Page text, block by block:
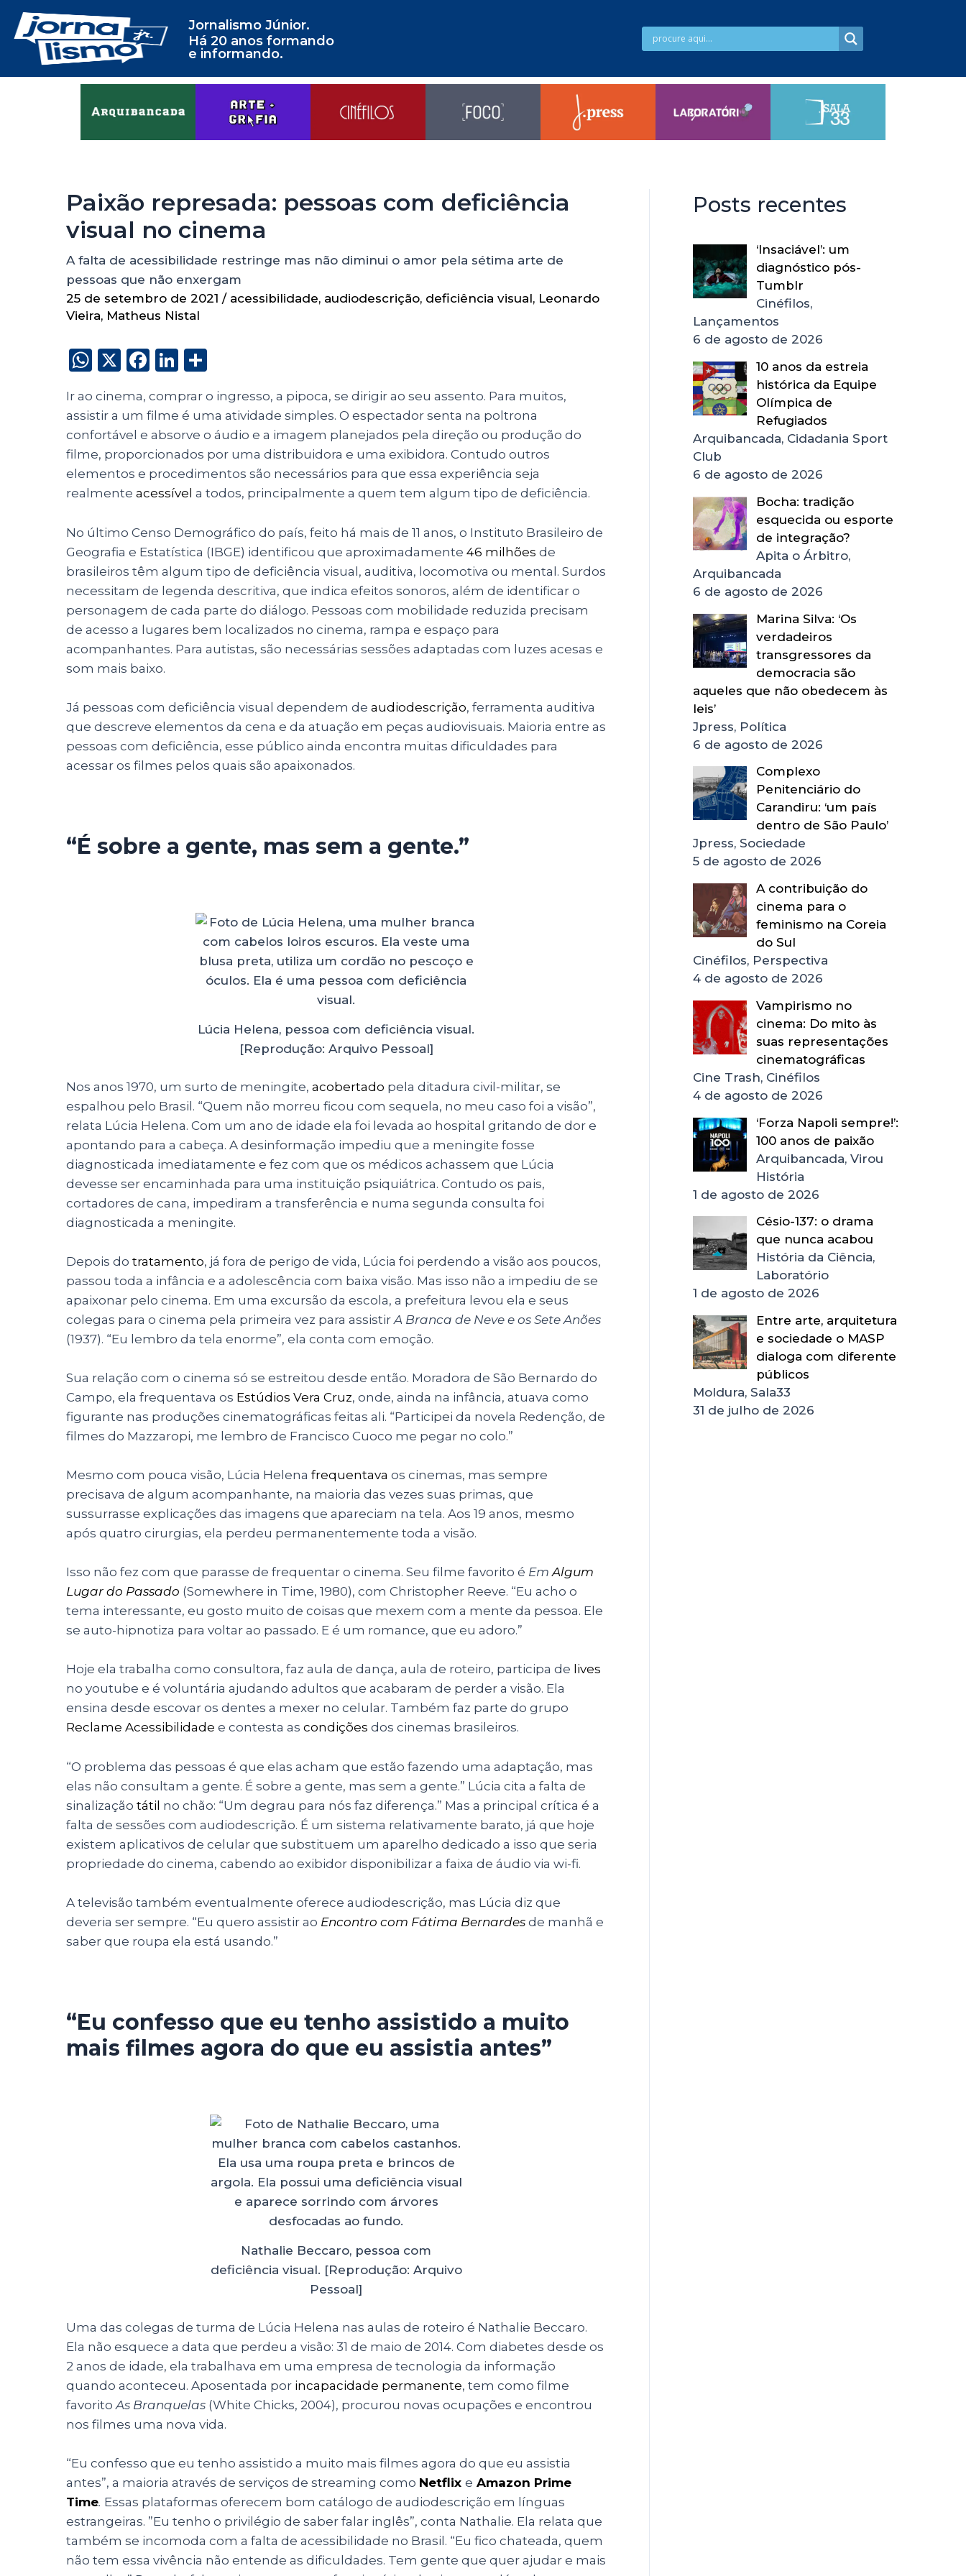
Jornalismo Júnior.
Há 20 anos formando
e informando.
Paixão represada: pessoas com deficiência
visual no cinema
A falta de acessibilidade restringe mas não diminui o amor pela sétima arte de
pessoas que não enxergam
25 de setembro de 2021 / acessibilidade, audiodescrição, deficiência visual, Leonardo
Vieira, Matheus Nistal
W
a
ts
A
p
p
X
F
c
e
b
o
o
Li
k
e
dI
n
a
re
Ir ao cinema, comprar o ingresso, a pipoca, se dirigir ao seu assento. Para muitos,
assistir a um filme é uma atividade simples. O espectador senta na poltrona
confortável e absorve o áudio e a imagem planejados pela direção ou produção do
filme, proporcionados por uma distribuidora e uma exibidora. Contudo outros
elementos e procedimentos são necessários para que essa experiência seja
realmente acessível a todos, principalmente a quem tem algum tipo de deficiência.
No último Censo Demográfico do país, feito há mais de 11 anos, o Instituto Brasileiro de
Geografia e Estatística (IBGE) identificou que aproximadamente 46 milhões de
brasileiros têm algum tipo de deficiência visual, auditiva, locomotiva ou mental. Surdos
necessitam de legenda descritiva, que indica efeitos sonoros, além de identificar o
personagem de cada parte do diálogo. Pessoas com mobilidade reduzida precisam
de acesso a lugares bem localizados no cinema, rampa e espaço para
acompanhantes. Para autistas, são necessárias sessões adaptadas com luzes acesas e
som mais baixo.
Já pessoas com deficiência visual dependem de audiodescrição, ferramenta auditiva
que descreve elementos da cena e da atuação em peças audiovisuais. Maioria entre as
pessoas com deficiência, esse público ainda encontra muitas dificuldades para
acessar os filmes pelos quais são apaixonados.
“É sobre a gente, mas sem a gente.”
Lúcia Helena, pessoa com deficiência visual.
[Reprodução: Arquivo Pessoal]
Nos anos 1970, um surto de meningite, acobertado pela ditadura civil-militar, se
espalhou pelo Brasil. “Quem não morreu ficou com sequela, no meu caso foi a visão”,
relata Lúcia Helena. Com um ano de idade ela foi levada ao hospital gritando de dor e
apontando para a cabeça. A desinformação impediu que a meningite fosse
diagnosticada imediatamente e fez com que os médicos achassem que Lúcia
devesse ser encaminhada para uma instituição psiquiátrica. Contudo os pais,
cortadores de cana, impediram a transferência e numa segunda consulta foi
diagnosticada a meningite.
Depois do tratamento, já fora de perigo de vida, Lúcia foi perdendo a visão aos poucos,
passou toda a infância e a adolescência com baixa visão. Mas isso não a impediu de se
apaixonar pelo cinema. Em uma excursão da escola, a prefeitura levou ela e seus
colegas para o cinema pela primeira vez para assistir A Branca de Neve e os Sete Anões
(1937). “Eu lembro da tela enorme”, ela conta com emoção.
Sua relação com o cinema só se estreitou desde então. Moradora de São Bernardo do
Campo, ela frequentava os Estúdios Vera Cruz, onde, ainda na infância, atuava como
figurante nas produções cinematográficas feitas ali. “Participei da novela Redenção, de
filmes do Mazzaropi, me lembro de Francisco Cuoco me pegar no colo.”
Mesmo com pouca visão, Lúcia Helena frequentava os cinemas, mas sempre
precisava de algum acompanhante, na maioria das vezes suas primas, que
sussurrasse explicações das imagens que apareciam na tela. Aos 19 anos, mesmo
após quatro cirurgias, ela perdeu permanentemente toda a visão.
Isso não fez com que parasse de frequentar o cinema. Seu filme favorito é EmAlgum
Lugar do Passado (Somewhere in Time, 1980), com Christopher Reeve. “Eu acho o
tema interessante, eu gosto muito de coisas que mexem com a mente da pessoa. Ele
se auto-hipnotiza para voltar ao passado. E é um romance, que eu adoro.”
Hoje ela trabalha como consultora, faz aula de dança, aula de roteiro, participa de lives
no youtube e é voluntária ajudando adultos que acabaram de perder a visão. Ela
ensina desde escovar os dentes a mexer no celular. Também faz parte do grupo
Reclame Acessibilidade e contesta as condições dos cinemas brasileiros.
“O problema das pessoas é que elas acham que estão fazendo uma adaptação, mas
elas não consultam a gente. É sobre a gente, mas sem a gente.” Lúcia cita a falta de
sinalização tátil no chão: “Um degrau para nós faz diferença.” Mas a principal crítica é a
falta de sessões com audiodescrição. É um sistema relativamente barato, já que hoje
existem aplicativos de celular que substituem um aparelho dedicado a isso que seria
propriedade do cinema, cabendo ao exibidor disponibilizar a faixa de áudio via wi-fi.
A televisão também eventualmente oferece audiodescrição, mas Lúcia diz que
deveria ser sempre. “Eu quero assistir ao Encontro com Fátima Bernardes de manhã e
saber que roupa ela está usando.”
“Eu confesso que eu tenho assistido a muito
mais filmes agora do que eu assistia antes”
Nathalie Beccaro, pessoa com
deficiência visual. [Reprodução: Arquivo
Pessoal]
Uma das colegas de turma de Lúcia Helena nas aulas de roteiro é Nathalie Beccaro.
Ela não esquece a data que perdeu a visão: 31 de maio de 2014. Com diabetes desde os
2 anos de idade, ela trabalhava em uma empresa de tecnologia da informação
quando aconteceu. Aposentada por incapacidade permanente, tem como filme
favorito As Branquelas (White Chicks, 2004), procurou novas ocupações e encontrou
nos filmes uma nova vida.
“Eu confesso que eu tenho assistido a muito mais filmes agora do que eu assistia
antes”, a maioria através de serviços de streaming como Netflix e Amazon Prime
Time. Essas plataformas oferecem bom catálogo de audiodescrição em línguas
estrangeiras. ”Eu tenho o privilégio de saber falar inglês”, conta Nathalie. Ela relata que
também se incomoda com a falta de acessibilidade no Brasil. “Eu fico chateada, quem
não tem essa vivência não entende as dificuldades. Tem gente que quer ajudar e mais
Posts recentes
‘Insaciável’: um
diagnóstico pós-
Tumblr
Cinéfilos,
Lançamentos
6 de agosto de 2026
10 anos da estreia
histórica da Equipe
Olímpica de
Refugiados
Arquibancada, Cidadania Sport
Club
6 de agosto de 2026
Bocha: tradição
esquecida ou esporte
de integração?
Apita o Árbitro,
Arquibancada
6 de agosto de 2026
Marina Silva: ‘Os
verdadeiros
transgressores da
democracia são
aqueles que não obedecem às
leis’
Jpress, Política
6 de agosto de 2026
Complexo
Penitenciário do
Carandiru: ‘um país
dentro de São Paulo’
Jpress, Sociedade
5 de agosto de 2026
A contribuição do
cinema para o
feminismo na Coreia
do Sul
Cinéfilos, Perspectiva
4 de agosto de 2026
Vampirismo no
cinema: Do mito às
suas representações
cinematográficas
Cine Trash, Cinéfilos
4 de agosto de 2026
‘Forza Napoli sempre!’:
100 anos de paixão
Arquibancada, Virou
História
1 de agosto de 2026
Césio-137: o drama
que nunca acabou
História da Ciência,
Laboratório
1 de agosto de 2026
Entre arte, arquitetura
e sociedade o MASP
dialoga com diferente
públicos
Moldura, Sala33
31 de julho de 2026